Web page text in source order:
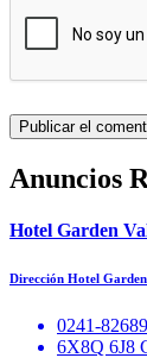
Anuncios
Hotel Garden
Dirección Hotel
0241-
6X8Q 6J8